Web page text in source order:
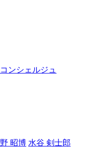
ンシェルジュ
昭博 水谷 剣士郎